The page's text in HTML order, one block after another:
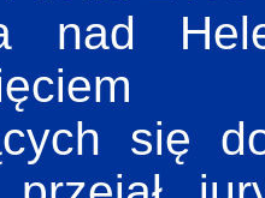
nad
się